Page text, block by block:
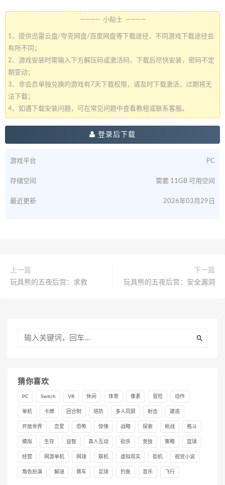
———— 小贴士 ————
1、提供迅雷云盘/夸克网盘/百度网盘等下载途径，不同游戏下载途径会
有所不同；
2、游戏安装时需输入下方解压码或激活码，下载后尽快安装，密码不定
期变动；
3、非会员单独兑换的游戏有7天下载权限，请及时下载激活，过期将无
法下载；
4、如遇下载安装问题，可在常见问题中查看教程或联系客服。
登录后下载
游戏平台 PC
存储空间 需要 11GB 可用空间
最近更新 2026年03月29日
上一篇
玩具熊的五夜后宫：求救
下一篇
玩具熊的五夜后宫：安全漏洞
猜你喜欢
PC Switch VR 休闲 体育 像素 冒险 动作
单机 卡牌 回合制 塔防 多人同屏 射击 建造
开放世界 恋爱 恐怖 惊悚 战略 探索 枪战 格斗
模拟 生存 益智 真人互动 砍杀 竞技 策略 篮球
经营 网游单机 网球 联机 虚拟现实 街机 视觉小说
角色扮演 解谜 赛车 足球 钓鱼 音乐 飞行